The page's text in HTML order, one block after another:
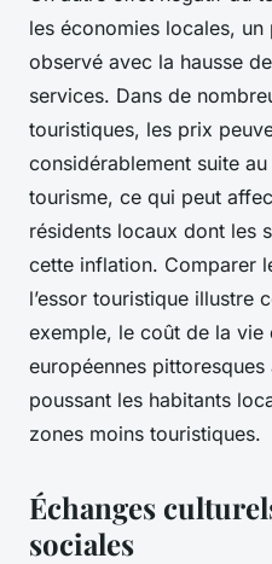
les économies locales, un
observé avec la hausse
services. Dans de
touristiques, les prix
considérablement suite
tourisme, ce qui peut
résidents locaux dont les
cette inflation. Comparer
l’essor touristique illustre
exemple, le coût de la vie
européennes
poussant les habitants
zones moins touristiques.
Échanges
sociales